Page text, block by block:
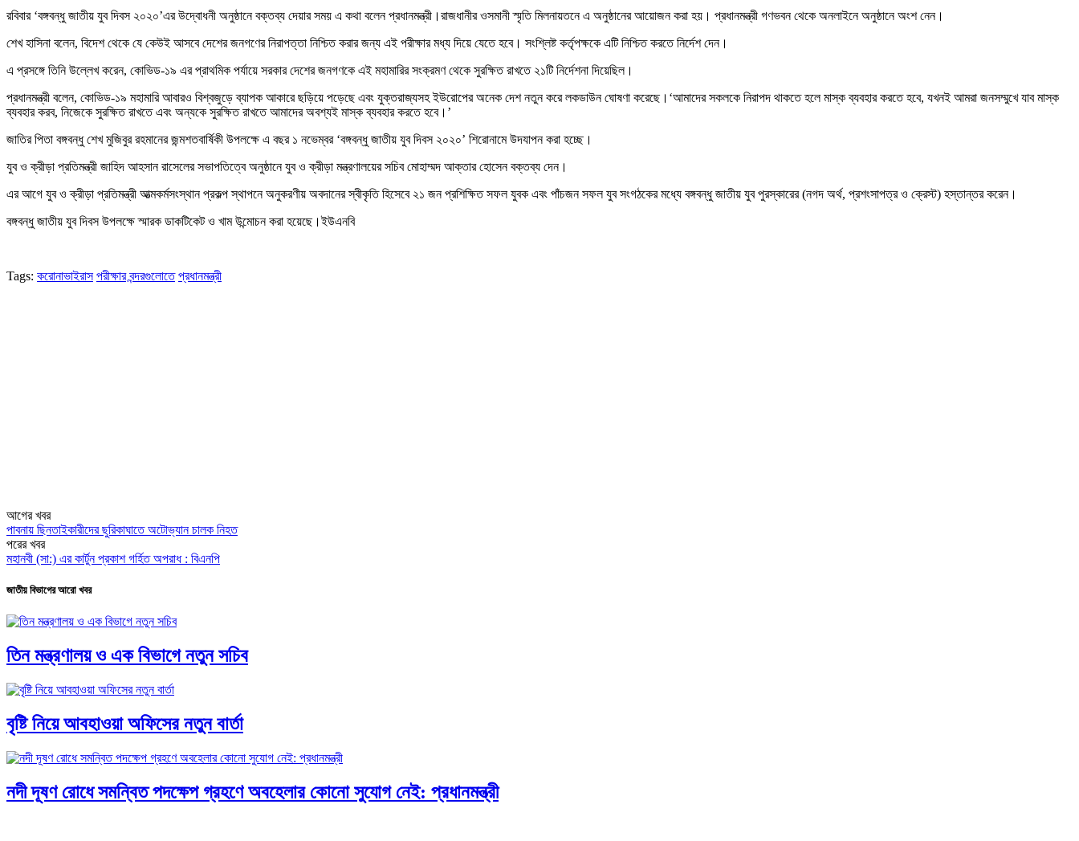
রবিবার ‘বঙ্গবন্ধু জাতীয় যুব দিবস ২০২০’এর উদ্বোধনী অনুষ্ঠানে বক্তব্য দেয়ার সময় এ কথা বলেন প্রধানমন্ত্রী।রাজধানীর ওসমানী স্মৃতি মিলনায়তনে এ অনুষ্ঠানের আয়োজন করা হয়। প্রধানমন্ত্রী গণভবন থেকে অনলাইনে অনুষ্ঠানে অংশ নেন।
শেখ হাসিনা বলেন, বিদেশ থেকে যে কেউই আসবে দেশের জনগণের নিরাপত্তা নিশ্চিত করার জন্য এই পরীক্ষার মধ্য দিয়ে যেতে হবে। সংশ্লিষ্ট কর্তৃপক্ষকে এটি নিশ্চিত করতে নির্দেশ দেন।
এ প্রসঙ্গে তিনি উল্লেখ করেন, কোভিড-১৯ এর প্রাথমিক পর্যায়ে সরকার দেশের জনগণকে এই মহামারির সংক্রমণ থেকে সুরক্ষিত রাখতে ২১টি নির্দেশনা দিয়েছিল।
প্রধানমন্ত্রী বলেন, কোভিড-১৯ মহামারি আবারও বিশ্বজুড়ে ব্যাপক আকারে ছড়িয়ে পড়েছে এবং যুক্তরাজ্যসহ ইউরোপের অনেক দেশ নতুন করে লকডাউন ঘোষণা করেছে।‘আমাদের সকলকে নিরাপদ থাকতে হলে মাস্ক ব্যবহার করতে হবে, যখনই আমরা জনসম্মুখে যাব মাস্ক
ব্যবহার করব, নিজেকে সুরক্ষিত রাখতে এবং অন্যকে সুরক্ষিত রাখতে আমাদের অবশ্যই মাস্ক ব্যবহার করতে হবে।’
জাতির পিতা বঙ্গবন্ধু শেখ মুজিবুর রহমানের জন্মশতবার্ষিকী উপলক্ষে এ বছর ১ নভেম্বর ‘বঙ্গবন্ধু জাতীয় যুব দিবস ২০২০’ শিরোনামে উদযাপন করা হচ্ছে।
যুব ও ক্রীড়া প্রতিমন্ত্রী জাহিদ আহসান রাসেলের সভাপতিত্বে অনুষ্ঠানে যুব ও ক্রীড়া মন্ত্রণালয়ের সচিব মোহাম্মদ আক্তার হোসেন বক্তব্য দেন।
এর আগে যুব ও ক্রীড়া প্রতিমন্ত্রী আত্মকর্মসংস্থান প্রকল্প স্থাপনে অনুকরণীয় অবদানের স্বীকৃতি হিসেবে ২১ জন প্রশিক্ষিত সফল যুবক এবং পাঁচজন সফল যুব সংগঠকের মধ্যে বঙ্গবন্ধু জাতীয় যুব পুরস্কারের (নগদ অর্থ, প্রশংসাপত্র ও ক্রেস্ট) হস্তান্তর করেন।
বঙ্গবন্ধু জাতীয় যুব দিবস উপলক্ষে স্মারক ডাকটিকেট ও খাম উন্মোচন করা হয়েছে।ইউএনবি
Tags: করোনাভাইরাস পরীক্ষার বন্দরগুলোতে প্রধানমন্ত্রী
আগের খবর
পাবনায় ছিনতাইকারীদের ছুরিকাঘাতে অটোভ্যান চালক নিহত
পরের খবর
মহানবী (সা:) এর কার্টুন প্রকাশ গর্হিত অপরাধ : বিএনপি
জাতীয় বিভাগের আরো খবর
তিন মন্ত্রণালয় ও এক বিভাগে নতুন সচিব
বৃষ্টি নিয়ে আবহাওয়া অফিসের নতুন বার্তা
নদী দূষণ রোধে সমন্বিত পদক্ষেপ গ্রহণে অবহেলার কোনো সুযোগ নেই: প্রধানমন্ত্রী